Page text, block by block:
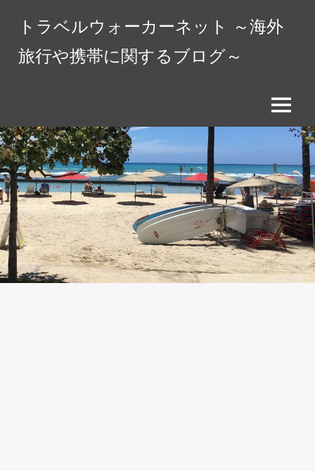
ス
キ
ッ
プ
トラベルウォーカーネット ～海外
旅行や携帯に関するブログ～
メ
ー